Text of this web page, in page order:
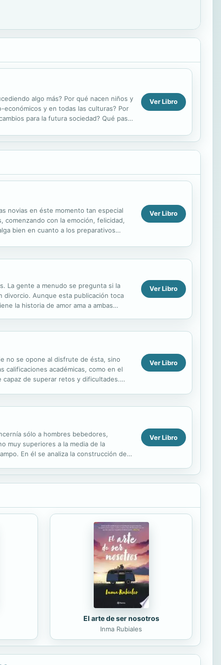
algo más? Por qué nacen niños y
y en todas las culturas? Por
para la futura sociedad? Qué pasa
Ver Libro
novias en éste momento tan especial
comenzando con la emoción, felicidad,
bien en cuanto a los preparativos
Ver Libro
La gente a menudo se pregunta si la
divorcio. Aunque esta publicación toca
la historia de amor ama a ambas
Ver Libro
no se opone al disfrute de ésta, sino
académicas, como en el
capaz de superar retos y dificultades.
Ver Libro
sólo a hombres bebedores,
muy superiores a la media de la
En él se analiza la construcción de
Ver Libro
El arte de ser nosotros
Inma Rubiales